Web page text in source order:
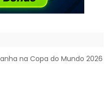
na Copa do Mundo 2026